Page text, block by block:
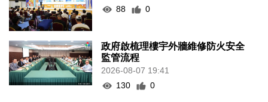
88
0
政府啟梳理樓宇外牆維修防火安全
監管流程
2026-08-07 19:41
130
0